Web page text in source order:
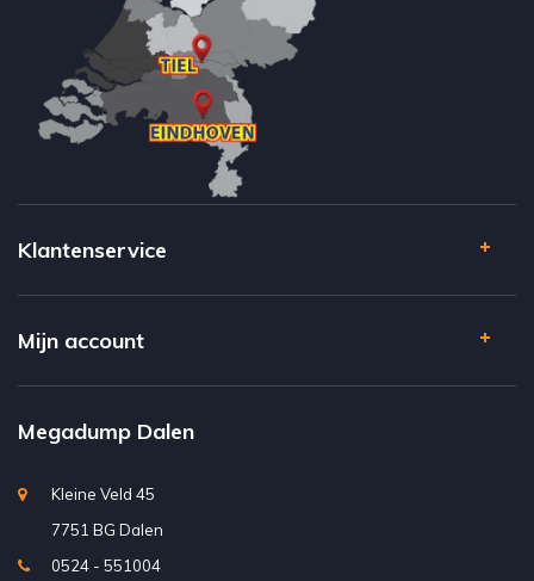
Klantenservice
Mijn account
Megadump Dalen
Kleine Veld 45
7751 BG Dalen
0524 - 551004